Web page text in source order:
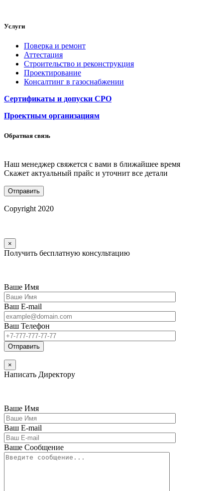
Услуги
Поверка и ремонт
Аттестация
Строительство и реконструкция
Проектирование
Консалтинг в газоснабжении
Сертификаты и допуски СРО
Проектным организациям
Обратная связь
Наш менеджер свяжется с вами в ближайшее время
Скажет актуальный прайс и уточнит все детали
Copyright 2020
×
Получить бесплатную консультацию
Ваше Имя
Ваш E-mail
Ваш Телефон
×
Написать Директору
Ваше Имя
Ваш E-mail
Ваше Сообщение